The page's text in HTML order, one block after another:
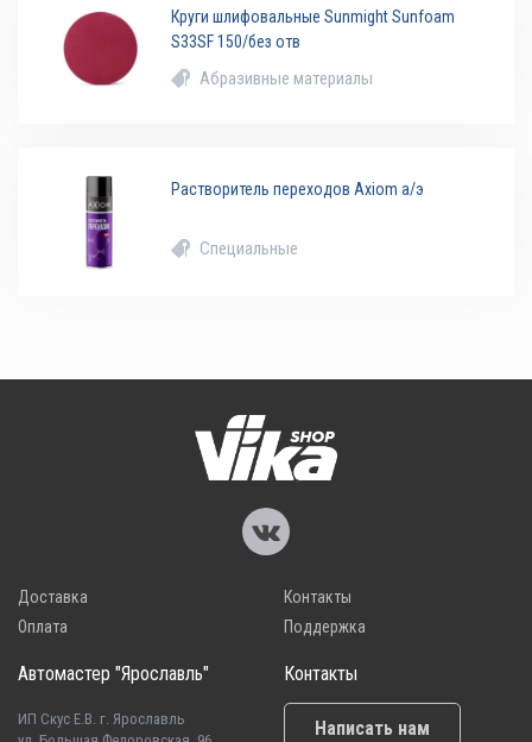
Круги шлифовальные Sunmight Sunfoam
S33SF 150/без отв
Абразивные материалы
Растворитель переходов Axiom а/э
Специальные
Доставка
Оплата
Контакты
Поддержка
Автомастер "Ярославль"
ИП Скус Е.В. г. Ярославль
Контакты
Написать нам